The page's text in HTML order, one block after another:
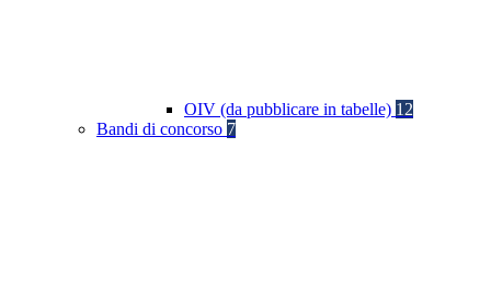
OIV (da pubblicare in tabelle) 12
Bandi di concorso 7